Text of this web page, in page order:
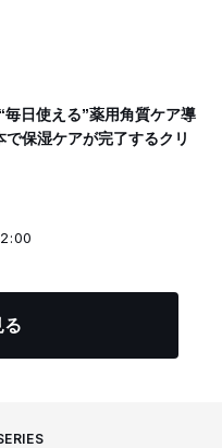
毎日使える”薬用角質ケア導
保湿ケアが完了するクリ
る